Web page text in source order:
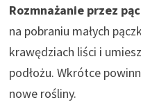
Rozmnażanie przez
na pobraniu małych
krawędziach liści i
podłożu. Wkrótce
nowe rośliny.